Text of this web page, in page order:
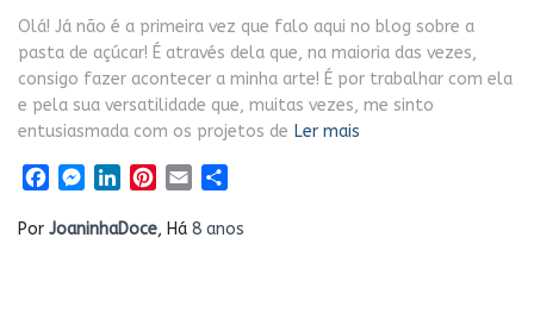
Olá! Já não é a primeira vez que falo aqui no blog sobre a
pasta de açúcar! É através dela que, na maioria das vezes,
consigo fazer acontecer a minha arte! É por trabalhar com ela
e pela sua versatilidade que, muitas vezes, me sinto
entusiasmada com os projetos de Ler mais
Facebook
Messenger
LinkedInPinterest
Email
Por JoaninhaDoce, Há 8 anos